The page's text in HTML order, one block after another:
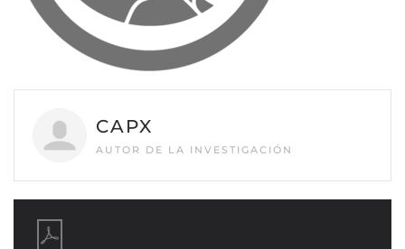
CAPX
AUTOR DE LA INVESTIGACIÓN